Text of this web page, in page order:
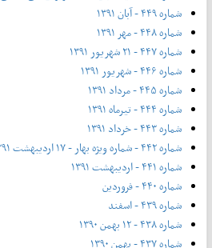
شماره ۴۴۹ - آبان ۱۳۹۱
شماره ۴۴۸ - مهر ۱۳۹۱
شماره ۴۴۷ - ۲۱ شهریور ۱۳۹۱
شماره ۴۴۶ - شهریور ۱۳۹۱
شماره ۴۴۵ - مرداد ۱۳۹۱
شماره ۴۴۴ - تیر‌ماه ۱۳۹۱
شماره ۴۴۳ - خرداد ۱۳۹۱
شماره ۴۴۲ - شماره ویژه بهار - ۱۷ اردیبهشت ۱۳۹۱
شماره ۴۴۱ - اردیبهشت ۱۳۹۱
شماره ۴۴۰ - فروردین
شماره ۴۳۹ - اسفند
شماره ۴۳۸ - ۱۲ بهمن ۱۳۹۰
شماره ۴۳۷ - بهمن ۱۳۹۰